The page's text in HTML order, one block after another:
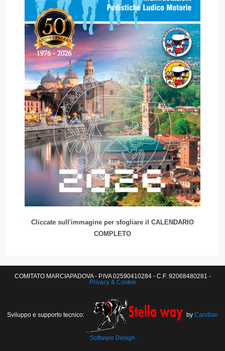
Cliccate sull'immagine per sfogliare il CALENDARIO
COMPLETO
COMITATO MARCIAPADOVA - P.IVA 02590410284 - C.F. 92068480281 -
Privacy & Cookie
Sviluppo e supporto tecnico: by Candian
Software Design